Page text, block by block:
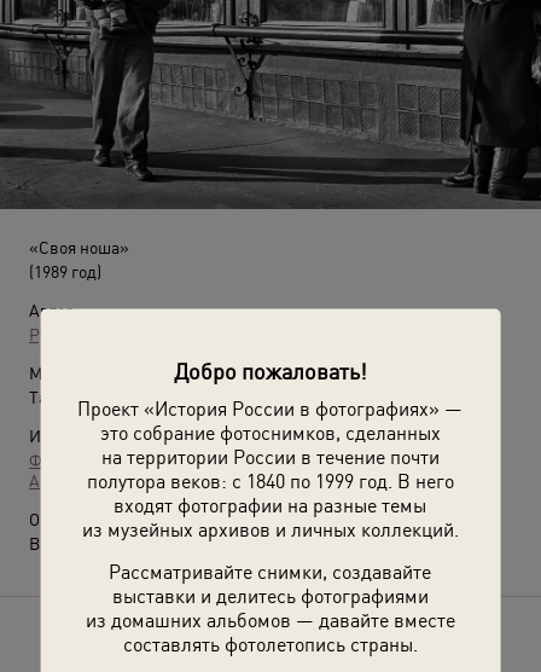
Добро пожаловать!
Проект «История России в фотографиях» —
это собрание фотоснимков, сделанных
на территории России в течение почти
полутора веков: с 1840 по 1999 год. В него
входят фотографии на разные темы
из музейных архивов и личных коллекций.
Рассматривайте снимки, создавайте
выставки и делитесь фотографиями
из домашних альбомов — давайте вместе
составлять фотолетопись страны.
«Своя ноша»
(1989 год)
Автор:
Рустам Мухаметзянов
Место съемки:
Татарская АССР, г. Казань
Источники:
Фотографии пользователей russiainphoto.ru
Архив Рустама Сулеймановича Мухаметзянова
О фотографии:
Выставка «Отцы и дети»с этой фотографией.
Расскажите друзьям об этом фото